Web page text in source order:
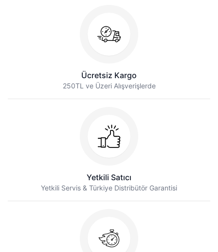
Ücretsiz Kargo
250TL ve Üzeri Alışverişlerde
Yetkili Satıcı
Yetkili Servis & Türkiye Distribütör Garantisi